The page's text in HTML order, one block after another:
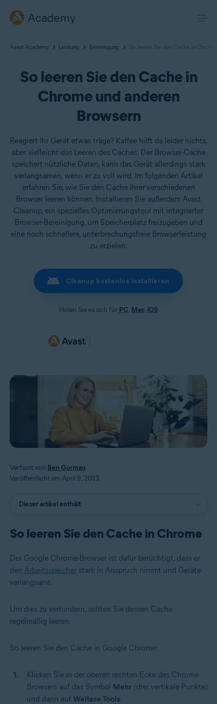
Academy
Avast Academy Leistung Bereinigung So leeren Sie den Cache in
So leeren Sie den Cache in
Chrome und anderen
Browsern
Reagiert Ihr Gerät etwas träge? Kaffee hilft da leider nichts,
aber vielleicht das Leeren des Caches. Der Browser-Cache
speichert nützliche Daten, kann das Gerät allerdings stark
verlangsamen, wenn er zu voll wird. Im folgenden Artikel
erfahren Sie, wie Sie den Cache Ihrer verschiedenen
Browser leeren können. Installieren Sie außerdem Avast
Cleanup, ein spezielles Optimierungstool mit integrierter
Browser-Bereinigung, um Speicherplatz freizugeben und
eine noch schnellere, unterbrechungsfreie Browserleistung
zu erzielen.
Cleanup kostenlos installieren
Holen Sie es sich für PC, Mac, iOS
Verfasst von Ben Gorman
Veröffentlicht am April 9, 2023
Dieser artikel enthält
So leeren Sie den Cache in Chrome
Der Google Chrome-Browser ist dafür berüchtigt, dass er
den Arbeitsspeicher stark in Anspruch nimmt und Geräte
verlangsamt.
Um dies zu verhindern, sollten Sie dessen Cache
regelmäßig leeren.
So leeren Sie den Cache in Google Chrome:
Klicken Sie in der oberen rechten Ecke des Chrome-
Browsers auf das Symbol Mehr (drei vertikale Punkte)
und dann auf Weitere Tools.